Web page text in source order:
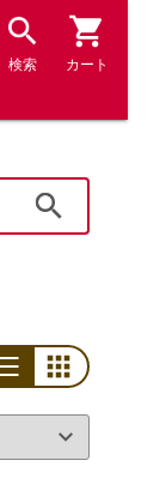
検索 カート